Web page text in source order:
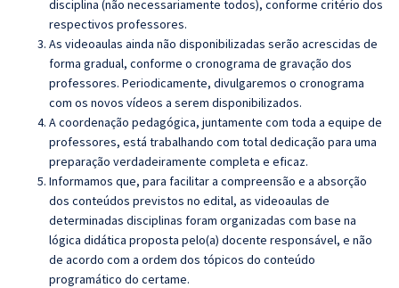
disciplina (não necessariamente todos), conforme critério dos
respectivos professores.
As videoaulas ainda não disponibilizadas serão acrescidas de
forma gradual, conforme o cronograma de gravação dos
professores. Periodicamente, divulgaremos o cronograma
com os novos vídeos a serem disponibilizados.
A coordenação pedagógica, juntamente com toda a equipe de
professores, está trabalhando com total dedicação para uma
preparação verdadeiramente completa e eficaz.
Informamos que, para facilitar a compreensão e a absorção
dos conteúdos previstos no edital, as videoaulas de
determinadas disciplinas foram organizadas com base na
lógica didática proposta pelo(a) docente responsável, e não
de acordo com a ordem dos tópicos do conteúdo
programático do certame.